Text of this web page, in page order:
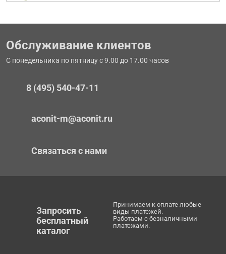
Обслуживание клиентов
С понедельника по пятницу с 9.00 до 17.00 часов
8 (495) 540-47-11
aconit-m@aconit.ru
Связаться с нами
Запросить
бесплатный
каталог
Принимаем к оплате любые
виды платежей.
Работаем с безналичными
платежами.